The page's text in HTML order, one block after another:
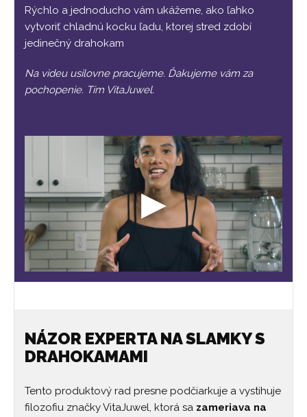
Rýchlo a jednoducho vám ukážeme, ako ľahko
vytvoriť chladnú kocku ľadu, ktorej stred zdobí
jedinečný drahokam
Na videu usilovne pracujeme. Ďakujeme vám za
pochopenie. Tím VitaJuwel.
NÁZOR EXPERTA NA SLAMKY S
DRAHOKAMAMI
Tento produktový rad presne podčiarkuje a vystihuje
filozofiu značky VitaJuwel, ktorá sa zameriava na